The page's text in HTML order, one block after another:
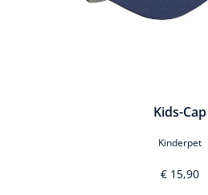
Kids-Cap
Kinderpet
€ 15,90